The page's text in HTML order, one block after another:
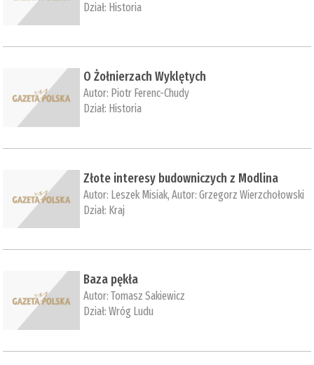
Dział: Historia
O Żołnierzach Wyklętych
Autor: Piotr Ferenc-Chudy
Dział: Historia
Złote interesy budowniczych z Modlina
Autor: Leszek Misiak, Autor:Grzegorz Wierzchołowski
Dział: Kraj
Baza pękła
Autor:Tomasz Sakiewicz
Dział:Wróg Ludu